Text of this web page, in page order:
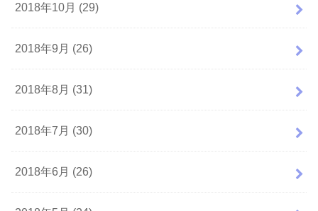
2018年10月 (29)
2018年9月 (26)
2018年8月 (31)
2018年7月 (30)
2018年6月 (26)